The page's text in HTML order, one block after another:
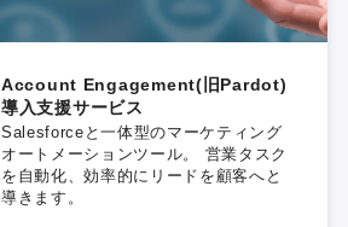
Account Engagement(旧Pardot)
導入支援サービス
Salesforceと一体型のマーケティング
オートメーションツール。 営業タスク
を自動化、効率的にリードを顧客へと
導きます。